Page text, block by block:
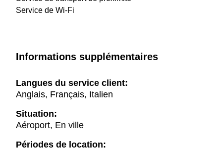
Service de Wi-Fi
Informations supplémentaires
Langues du service client:
Anglais, Français, Italien
Situation:
Aéroport, En ville
Périodes de location: